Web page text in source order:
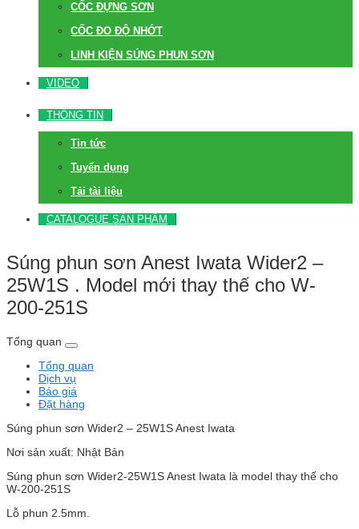
CỐC ĐỰNG SƠN
CỐC ĐO ĐỘ NHỚT
LINH KIỆN SÚNG PHUN SƠN
VIDEO
THÔNG TIN
Tin tức
Tuyển dụng
Tải tài liệu
CATALOGUE SẢN PHẨM
Súng phun sơn Anest Iwata Wider2 –
25W1S . Model mới thay thế cho W-
200-251S
Tổng quan
Tổng quan
Dịch vụ
Báo giá
Đặt hàng
Súng phun sơn Wider2 – 25W1S Anest Iwata
Nơi sản xuất: Nhật Bản
Súng phun sơn Wider2-25W1S Anest Iwata là model thay thế cho
W-200-251S
Lỗ phun 2.5mm.